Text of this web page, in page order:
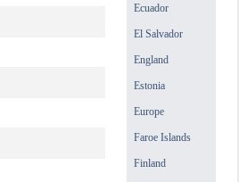
Ecuador
El Salvador
England
Estonia
Europe
Faroe Islands
Finland